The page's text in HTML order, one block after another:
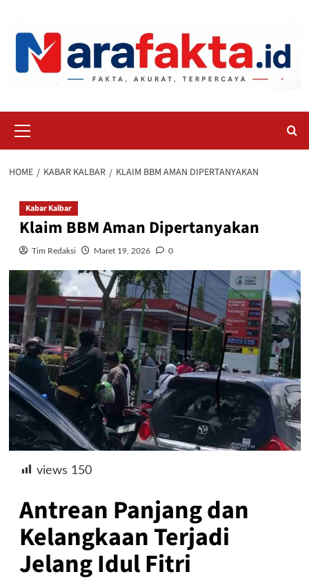
content
Menu
HOME KABAR KALBAR KLAIM BBM AMAN DIPERTANYAKAN
Kabar Kalbar
Klaim BBM Aman Dipertanyakan
Tim Redaksi Maret 19, 2026 0
views 150
Antrean Panjang dan
Kelangkaan Terjadi
Jelang Idul Fitri